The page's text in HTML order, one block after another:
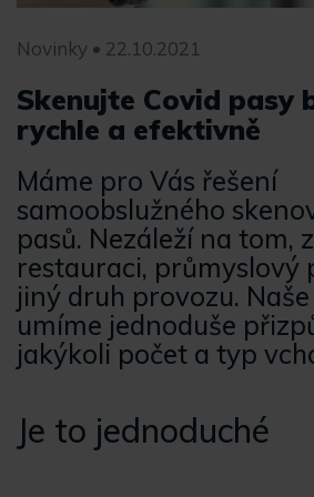
Novinky • 22.10.2021
Skenujte Covid pasy
rychle a efektivně
Máme pro Vás řešení
samoobslužného
pasů. Nezáleží na tom,
restauraci, průmyslový
jiný druh provozu.
umíme jednoduše
jakýkoli počet a typ
Je to jednoduché